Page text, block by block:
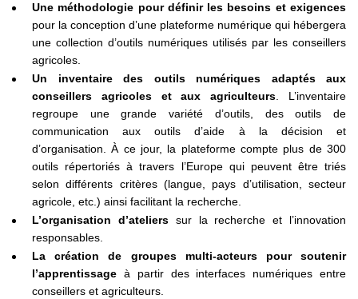
Une méthodologie pour définir les besoins et exigences
pour la conception d’une plateforme numérique qui hébergera
une collection d’outils numériques utilisés par les conseillers
agricoles.
Un inventaire des outils numériques adaptés aux
conseillers agricoles et aux agriculteurs . L’inventaire
regroupe une grande variété d’outils, des outils de
communication aux outils d’aide à la décision et
d’organisation. À ce jour, la plateforme compte plus de 300
outils répertoriés à travers l’Europe qui peuvent être triés
selon différents critères (langue, pays d’utilisation, secteur
agricole, etc.) ainsi facilitant la recherche.
L’organisation d’atelierssur la recherche et l’innovation
responsables.
La création de groupes multi-acteurs pour soutenir
l’apprentissage à partir des interfaces numériques entre
conseillers et agriculteurs.